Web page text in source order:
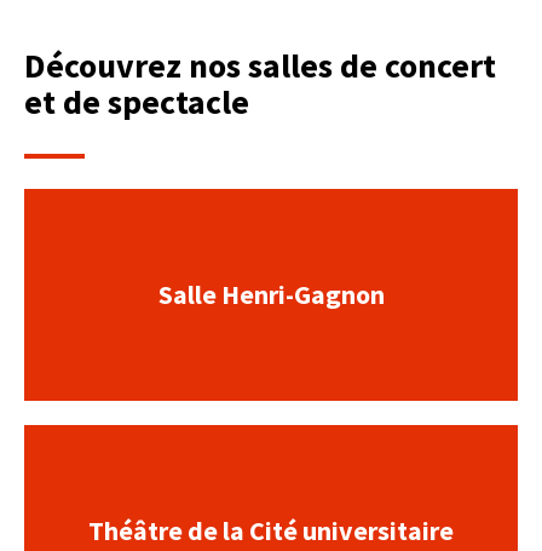
Découvrez nos salles de concert
et de spectacle
Salle Henri-Gagnon
Théâtre de la Cité universitaire